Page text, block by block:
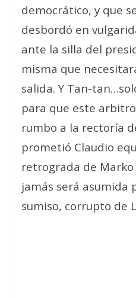
democrático, y que
desbordó en
ante la silla del
misma que
salida. Y Tan-
para que este
rumbo a la rectoría
prometió Claudio
retrograda de Marko
jamás será asumida
sumiso, corrupto de